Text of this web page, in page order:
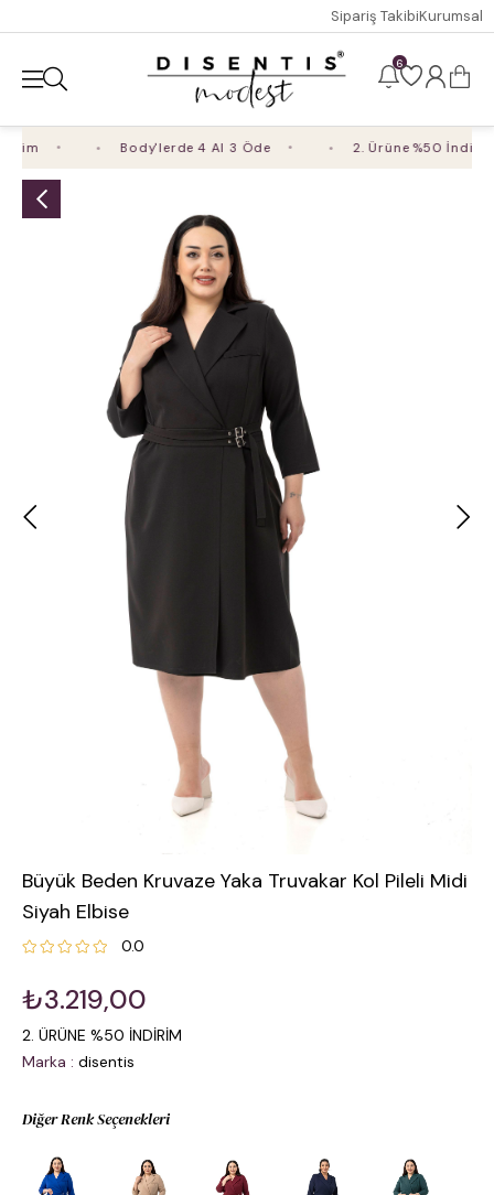
Sipariş TakibiKurumsal
6
Body'lerde 4 Al 3 Öde 2. Ürüne %50 İndirim
Büyük Beden Kruvaze Yaka Truvakar Kol Pileli Midi
Siyah Elbise
0.0
₺3.219,00
2. ÜRÜNE %50 İNDİRİM
Marka : disentis
Diğer Renk Seçenekleri